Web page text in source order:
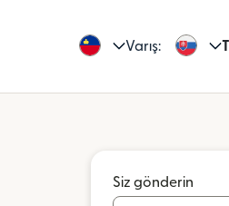
Varış:
Siz gönderin